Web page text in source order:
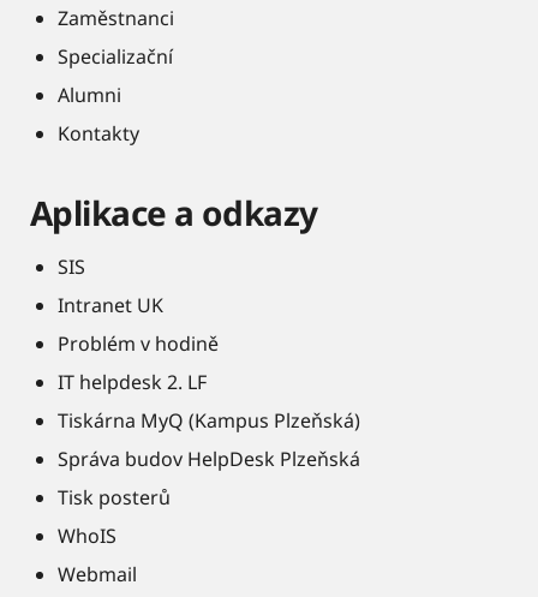
Zaměstnanci
Specializační
Alumni
Kontakty
Aplikace a odkazy
SIS
Intranet UK
Problém v hodině
IT helpdesk 2. LF
Tiskárna MyQ (Kampus Plzeňská)
Správa budov HelpDesk Plzeňská
Tisk posterů
WhoIS
Webmail